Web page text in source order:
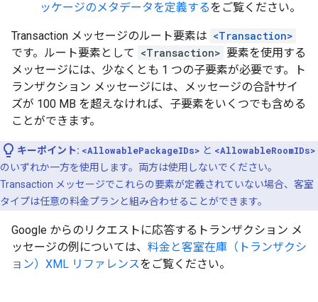
ッケージのメタデータを定義するをご覧ください。
Transaction メッセージのルート要素は <Transaction>
です。ルート要素として <Transaction> 要素を使用する
メッセージには、少なくとも 1 つの子要素が必要です。ト
ランザクション メッセージには、メッセージの合計サイ
ズが 100 MB を超えなければ、子要素をいくつでも含める
ことができます。
キーポイント: <AllowablePackageIDs> と <AllowableRoomIDs>
のいずれか一方を使用します。両方は使用しないでください。
Transaction メッセージでこれらの要素が定義されていない場合、客室
タイプは任意の料金プランと組み合わせることができます。
Google からのリクエストに応答するトランザクション メ
ッセージの例については、 料金と客室在庫（トランザクシ
ョン）XML リファレンスをご覧ください。